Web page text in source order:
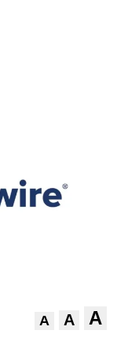
A A A